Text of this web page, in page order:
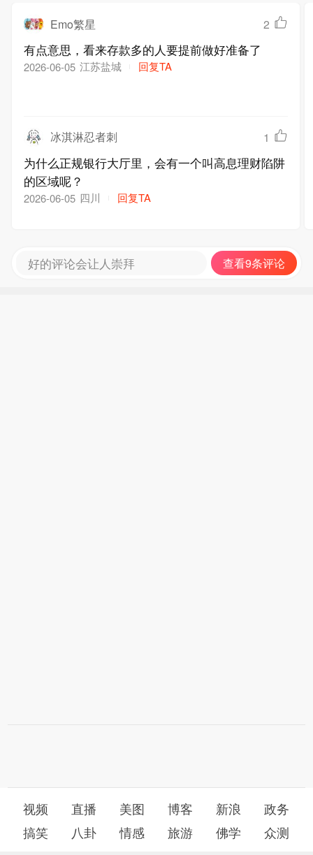
Emo繁星 2
有点意思，看来存款多的人要提前做好准备了
2026-06-05 江苏盐城 回复TA
冰淇淋忍者刺 1
为什么正规银行大厅里，会有一个叫高息理财陷阱
的区域呢？
2026-06-05 四川 回复TA
好的评论会让人崇拜 查看9条评论
视频 直播 美图 博客 新浪
政务
搞笑
八卦 情感 旅游 佛学 众测